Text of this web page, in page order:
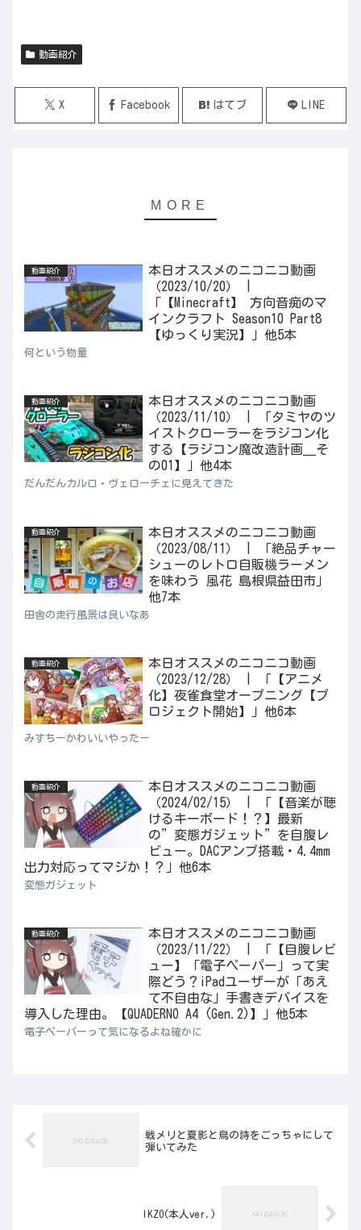
動画紹介
X Facebook はてブ LINE
動画紹介
本日オススメのニコニコ動画
（2023/10/20） |
「【Minecraft】 方向音痴のマ
インクラフト Season10 Part8
【ゆっくり実況】」他5本
何という物量
動画紹介
本日オススメのニコニコ動画
（2023/11/10） | 「タミヤのツ
イストクローラーをラジコン化
する【ラジコン魔改造計画＿そ
の01】」他4本
だんだんカルロ・ヴェローチェに見えてきた
動画紹介
本日オススメのニコニコ動画
（2023/08/11） | 「絶品チャー
シューのレトロ自販機ラーメン
を味わう 風花 島根県益田市」
他7本
田舎の走行風景は良いなあ
動画紹介
本日オススメのニコニコ動画
（2023/12/28） | 「【アニメ
化】夜雀食堂オープニング【プ
ロジェクト開始】」他6本
みすちーかわいいやったー
動画紹介
本日オススメのニコニコ動画
（2024/02/15） | 「【音楽が聴
けるキーボード！？】最新
の”変態ガジェット”を自腹レ
ビュー。DACアンプ搭載・4.4mm
出力対応ってマジか！？」他6本
変態ガジェット
動画紹介
本日オススメのニコニコ動画
（2023/11/22） | 「【自腹レビ
ュー】「電子ペーパー」って実
際どう？iPadユーザーが「あえ
て不自由な」手書きデバイスを
導入した理由。【QUADERNO A4 (Gen.2)】」他5本
電子ペーパーって気になるよね確かに
戦メリと夏影と鳥の詩をごっちゃにして
弾いてみた
IKZO(本人ver.)